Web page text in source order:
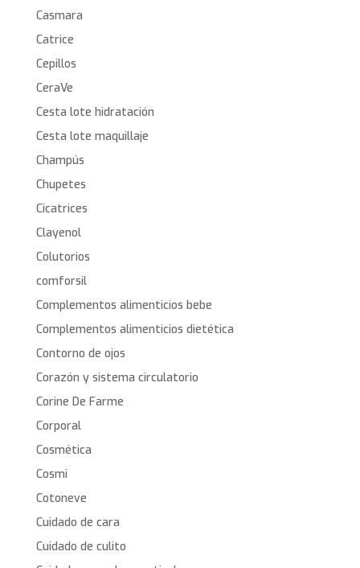
Casmara
Catrice
Cepillos
CeraVe
Cesta lote hidratación
Cesta lote maquillaje
Champús
Chupetes
Cicatrices
Clayenol
Colutorios
comforsil
Complementos alimenticios bebe
Complementos alimenticios dietética
Contorno de ojos
Corazón y sistema circulatorio
Corine De Farme
Corporal
Cosmética
Cosmi
Cotoneve
Cuidado de cara
Cuidado de culito